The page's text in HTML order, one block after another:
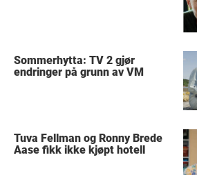
Sommerhytta: TV 2 gjør
endringer på grunn av VM
Tuva Fellman og Ronny Brede
Aase fikk ikke kjøpt hotell